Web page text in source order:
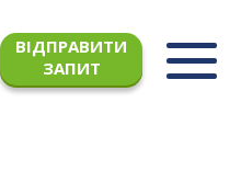
ВІДПРАВИТИ
ЗАПИТ